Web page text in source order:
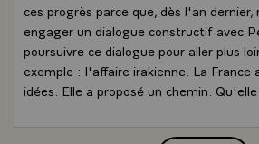
ces progrès parce que, dès l'an dernier,
engager un dialogue constructif avec
poursuivre ce dialogue pour aller plus
exemple : l'affaire irakienne. La France
idées. Elle a proposé un chemin.